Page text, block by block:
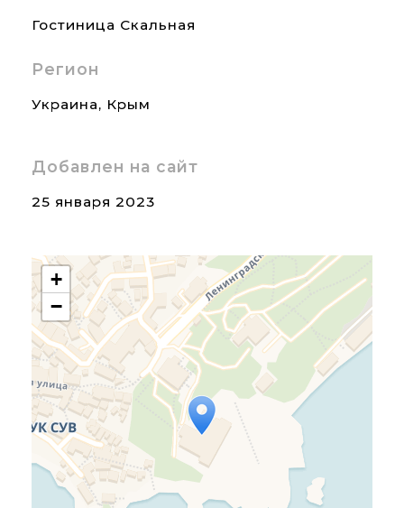
Гостиница Скальная
Регион
Украина, Крым
Добавлен на сайт
25 января 2023
Travelers' Map is loading...
If you see this after your
page is loaded completely,
leafletJS files are missing.
+
−